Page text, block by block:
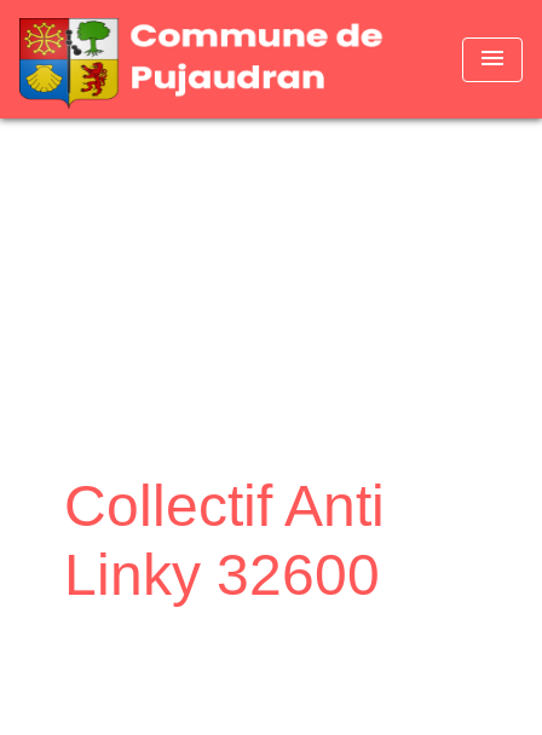
menu
Collectif Anti
Linky 32600